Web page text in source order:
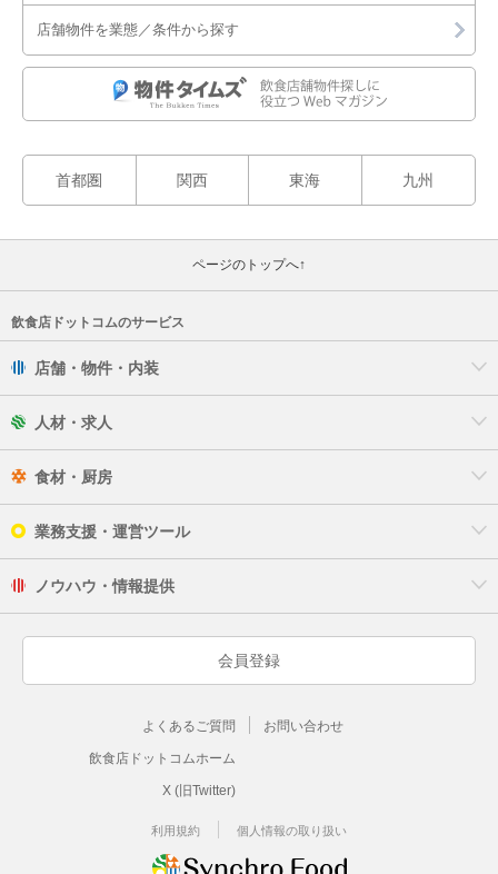
店舗物件を業態／条件から探す
首都圏 関西 東海 九州
ページのトップへ↑
飲食店ドットコムのサービス
店舗・物件・内装
人材・求人
食材・厨房
業務支援・運営ツール
ノウハウ・情報提供
会員登録
よくあるご質問 お問い合わせ
飲食店ドットコムホーム
X (旧Twitter)
利用規約 個人情報の取り扱い